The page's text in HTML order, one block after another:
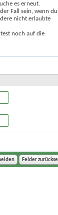
es erneut.
Fall sein, wenn du
nicht erlaubte
noch auf die